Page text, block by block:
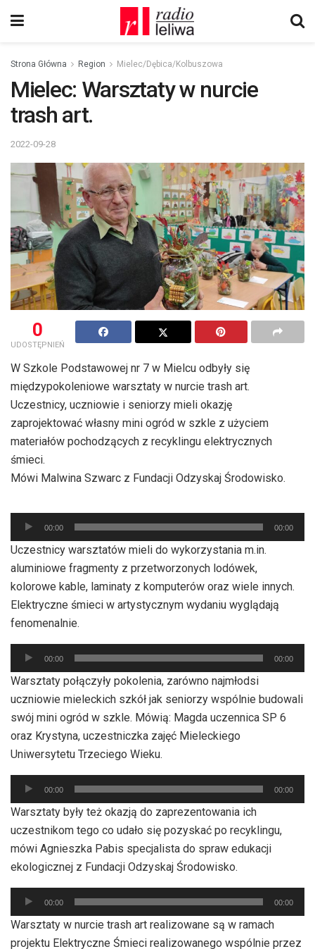
Strona Główna Region Mielec/Dębica/Kolbuszowa
Mielec: Warsztaty w nurcie
trash art.
2022-09-28
0
UDOSTĘPNIEŃ
W Szkole Podstawowej nr 7 w Mielcu odbyły się
międzypokoleniowe warsztaty w nurcie trash art.
Uczestnicy, uczniowie i seniorzy mieli okazję
zaprojektować własny mini ogród w szkle z użyciem
materiałów pochodzących z recyklingu elektrycznych
śmieci.
Mówi Malwina Szwarc z Fundacji Odzyskaj Środowisko.
Odtwarzacz
plików
dźwiękowych
00:00 00:00
Uczestnicy warsztatów mieli do wykorzystania m.in.
aluminiowe fragmenty z przetworzonych lodówek,
kolorowe kable, laminaty z komputerów oraz wiele innych.
Elektryczne śmieci w artystycznym wydaniu wyglądają
fenomenalnie.
Odtwarzacz
plików
dźwiękowych
00:00 00:00
Warsztaty połączyły pokolenia, zarówno najmłodsi
uczniowie mieleckich szkół jak seniorzy wspólnie budowali
swój mini ogród w szkle. Mówią: Magda uczennica SP 6
oraz Krystyna, uczestniczka zajęć Mieleckiego
Uniwersytetu Trzeciego Wieku.
Odtwarzacz
plików
dźwiękowych
00:00 00:00
Warsztaty były też okazją do zaprezentowania ich
uczestnikom tego co udało się pozyskać po recyklingu,
mówi Agnieszka Pabis specjalista do spraw edukacji
ekologicznej z Fundacji Odzyskaj Środowisko.
Odtwarzacz
plików
dźwiękowych
00:00 00:00
Warsztaty w nurcie trash art realizowane są w ramach
projektu Elektryczne Śmieci realizowanego wspólnie przez